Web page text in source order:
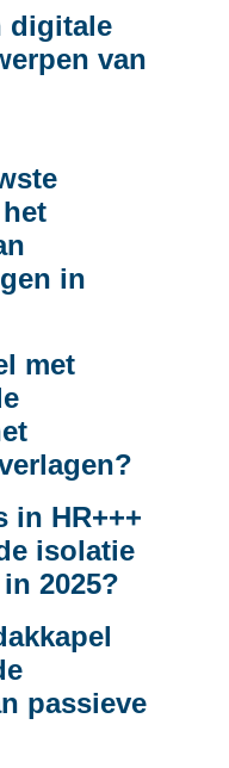
digitale
van
in
met
in HR+++
isolatie
2025?
passieve